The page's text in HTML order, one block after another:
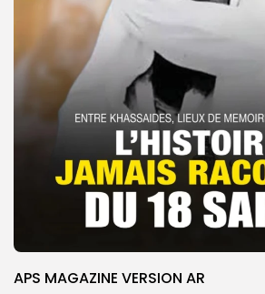
APS MAGAZINE VERSION AR